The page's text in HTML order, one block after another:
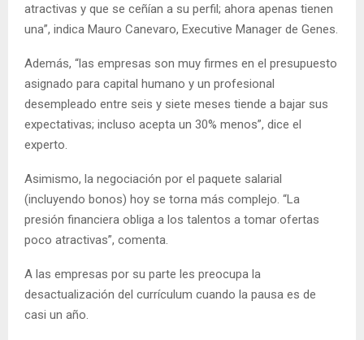
atractivas y que se ceñían a su perfil; ahora apenas tienen
una”, indica Mauro Canevaro, Executive Manager de Genes.
Además, “las empresas son muy firmes en el presupuesto
asignado para capital humano y un profesional
desempleado entre seis y siete meses tiende a bajar sus
expectativas; incluso acepta un 30% menos”, dice el
experto.
Asimismo, la negociación por el paquete salarial
(incluyendo bonos) hoy se torna más complejo. “La
presión financiera obliga a los talentos a tomar ofertas
poco atractivas”, comenta.
A las empresas por su parte les preocupa la
desactualización del currículum cuando la pausa es de
casi un año.